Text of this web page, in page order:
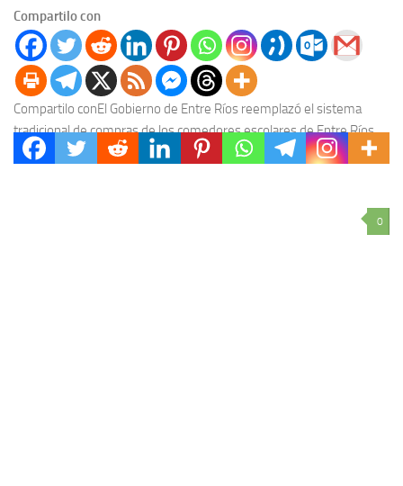
Compartilo con
Compartilo conEl Gobierno de Entre Ríos reemplazó el sistema
tradicional de compras de los comedores escolares de Entre Ríos
por un esquema centralizado a cargo...
0